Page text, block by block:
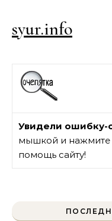
syur.info
Увидели ошибку-
мышкой и нажмите
помощь сайту!